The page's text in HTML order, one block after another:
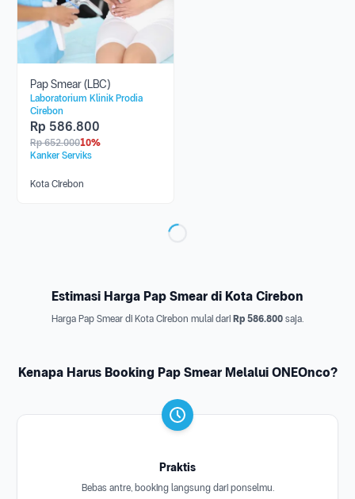
Pap Smear (LBC)
Laboratorium Klinik Prodia
Cirebon
Rp 586.800
Rp 652.00010%
Kanker Serviks
Kota Cirebon
Estimasi Harga Pap Smear di Kota Cirebon
Harga Pap Smear di Kota Cirebon mulai dari Rp 586.800 saja.
Kenapa Harus Booking Pap Smear Melalui ONEOnco?
Praktis
Bebas antre, booking langsung dari ponselmu.